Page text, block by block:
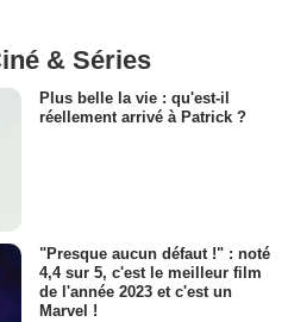
& Séries
Plus belle la vie : qu'est-il
réellement arrivé à Patrick ?
"Presque aucun défaut !" : noté
4,4 sur 5, c'est le meilleur film
de l'année 2023 et c'est un
Marvel !